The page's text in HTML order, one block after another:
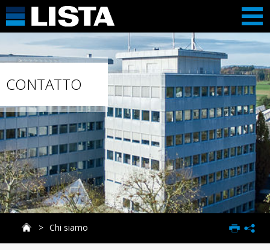
CONTATTO
Chi siamo